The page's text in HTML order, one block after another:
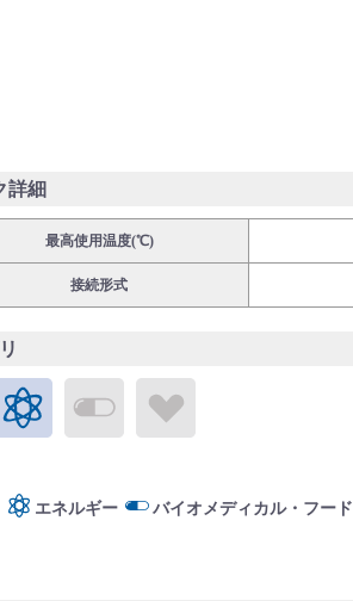
詳細
最高使用温度(℃)
接続形式
ブリックラボラトリバイオメディカル・フード
エネルギー バイオメディカル・フード